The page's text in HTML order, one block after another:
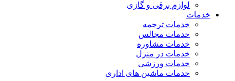
لوازم برقی و گازی
خدمات
خدمات ترجمه
خدمات مجالس
خدمات مشاوره
خدمات در منزل
خدمات ورزشی
خدمات ماشین های اداری